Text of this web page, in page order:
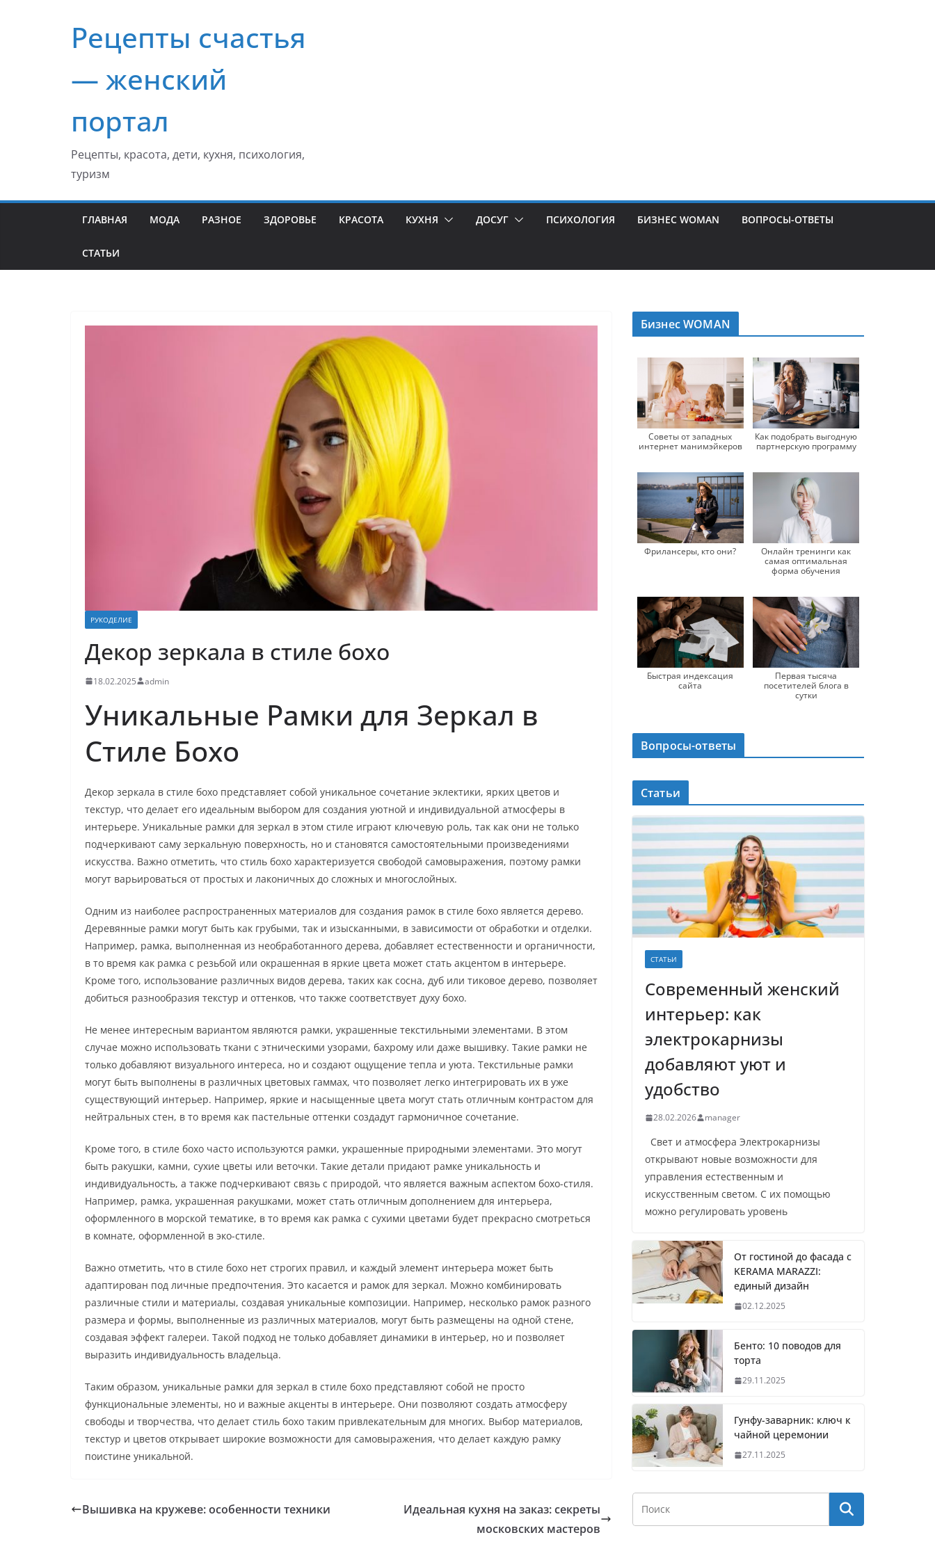
содержимомуРецепты счастья
— женский
портал
Рецепты, красота, дети, кухня, психология,
туризм
ГЛАВНАЯ МОДА РАЗНОЕ ЗДОРОВЬЕ КРАСОТА КУХНЯ ДОСУГ ПСИХОЛОГИЯ БИЗНЕС WOMAN ВОПРОСЫ-ОТВЕТЫ
СТАТЬИ
РУКОДЕЛИЕ
Декор зеркала в стиле бохо
18.02.2025 admin
Уникальные Рамки для Зеркал в
Стиле Бохо
Декор зеркала в стиле бохо представляет собой уникальное сочетание эклектики, ярких цветов и
текстур, что делает его идеальным выбором для создания уютной и индивидуальной атмосферы в
интерьере. Уникальные рамки для зеркал в этом стиле играют ключевую роль, так как они не только
подчеркивают саму зеркальную поверхность, но и становятся самостоятельными произведениями
искусства. Важно отметить, что стиль бохо характеризуется свободой самовыражения, поэтому рамки
могут варьироваться от простых и лаконичных до сложных и многослойных.
Одним из наиболее распространенных материалов для создания рамок в стиле бохо является дерево.
Деревянные рамки могут быть как грубыми, так и изысканными, в зависимости от обработки и отделки.
Например, рамка, выполненная из необработанного дерева, добавляет естественности и органичности,
в то время как рамка с резьбой или окрашенная в яркие цвета может стать акцентом в интерьере.
Кроме того, использование различных видов дерева, таких как сосна, дуб или тиковое дерево, позволяет
добиться разнообразия текстур и оттенков, что также соответствует духу бохо.
Не менее интересным вариантом являются рамки, украшенные текстильными элементами. В этом
случае можно использовать ткани с этническими узорами, бахрому или даже вышивку. Такие рамки не
только добавляют визуального интереса, но и создают ощущение тепла и уюта. Текстильные рамки
могут быть выполнены в различных цветовых гаммах, что позволяет легко интегрировать их в уже
существующий интерьер. Например, яркие и насыщенные цвета могут стать отличным контрастом для
нейтральных стен, в то время как пастельные оттенки создадут гармоничное сочетание.
Кроме того, в стиле бохо часто используются рамки, украшенные природными элементами. Это могут
быть ракушки, камни, сухие цветы или веточки. Такие детали придают рамке уникальность и
индивидуальность, а также подчеркивают связь с природой, что является важным аспектом бохо-стиля.
Например, рамка, украшенная ракушками, может стать отличным дополнением для интерьера,
оформленного в морской тематике, в то время как рамка с сухими цветами будет прекрасно смотреться
в комнате, оформленной в эко-стиле.
Важно отметить, что в стиле бохо нет строгих правил, и каждый элемент интерьера может быть
адаптирован под личные предпочтения. Это касается и рамок для зеркал. Можно комбинировать
различные стили и материалы, создавая уникальные композиции. Например, несколько рамок разного
размера и формы, выполненные из различных материалов, могут быть размещены на одной стене,
создавая эффект галереи. Такой подход не только добавляет динамики в интерьер, но и позволяет
выразить индивидуальность владельца.
Таким образом, уникальные рамки для зеркал в стиле бохо представляют собой не просто
функциональные элементы, но и важные акценты в интерьере. Они позволяют создать атмосферу
свободы и творчества, что делает стиль бохо таким привлекательным для многих. Выбор материалов,
текстур и цветов открывает широкие возможности для самовыражения, что делает каждую рамку
поистине уникальной.
Вышивка на кружеве: особенности техники
Идеальная кухня на заказ: секреты
московских мастеров
Бизнес WOMAN
Советы от западных
интернет манимэйкеров
Как подобрать выгодную
партнерскую программу
Фрилансеры, кто они?
Онлайн тренинги как
самая оптимальная
форма обучения
Быстрая индексация
сайта
Первая тысяча
посетителей блога в
сутки
Вопросы-ответы
Статьи
СТАТЬИ
Современный женский
интерьер: как
электрокарнизы
добавляют уют и
удобство
28.02.2026 manager
Свет и атмосфера Электрокарнизы
открывают новые возможности для
управления естественным и
искусственным светом. С их помощью
можно регулировать уровень
От гостиной до фасада с
KERAMA MARAZZI:
единый дизайн
02.12.2025
Бенто: 10 поводов для
торта
29.11.2025
Гунфу-заварник: ключ к
чайной церемонии
27.11.2025